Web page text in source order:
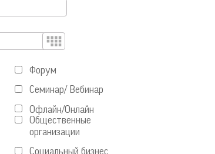
Форум
Семинар/ Вебинар
Офлайн/Онлайн
Общественные
организации
Социальный бизнес